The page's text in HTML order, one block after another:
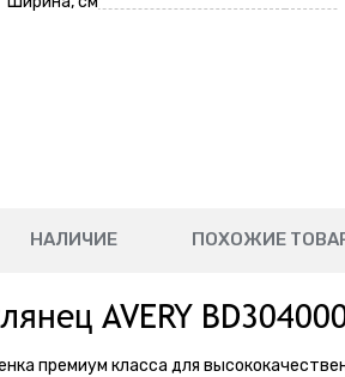
НАЛИЧИЕ ПОХОЖИЕ
AVERY
премиум класса для